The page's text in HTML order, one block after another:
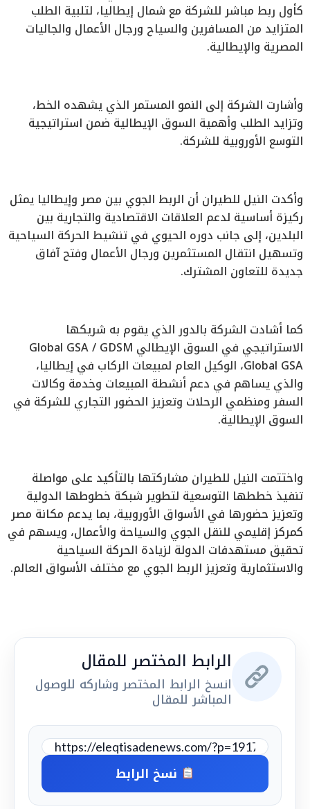
كأول ربط مباشر للشركة مع شمال إيطاليا، لتلبية الطلب
المتزايد من المسافرين والسياح ورجال الأعمال والجاليات
المصرية والإيطالية.
وأشارت الشركة إلى النمو المستمر الذي يشهده الخط،
وتزايد الطلب وأهمية السوق الإيطالية ضمن استراتيجية
التوسع الأوروبية للشركة.
وأكدت النيل للطيران أن الربط الجوي بين مصر وإيطاليا يمثل
ركيزة أساسية لدعم العلاقات الاقتصادية والتجارية بين
البلدين، إلى جانب دوره الحيوي في تنشيط الحركة السياحية
وتسهيل انتقال المستثمرين ورجال الأعمال وفتح آفاق
جديدة للتعاون المشترك.
كما أشادت الشركة بالدور الذي يقوم به شريكها
الاستراتيجي في السوق الإيطالي Global GSA / GDSM
Global GSA، الوكيل العام لمبيعات الركاب في إيطاليا،
والذي يساهم في دعم أنشطة المبيعات وخدمة وكالات
السفر ومنظمي الرحلات وتعزيز الحضور التجاري للشركة في
السوق الإيطالية.
واختتمت النيل للطيران مشاركتها بالتأكيد على مواصلة
تنفيذ خططها التوسعية لتطوير شبكة خطوطها الدولية
وتعزيز حضورها في الأسواق الأوروبية، بما يدعم مكانة مصر
كمركز إقليمي للنقل الجوي والسياحة والأعمال، ويسهم في
تحقيق مستهدفات الدولة لزيادة الحركة السياحية
والاستثمارية وتعزيز الربط الجوي مع مختلف الأسواق العالم.
الرابط المختصر للمقال
انسخ الرابط المختصر وشاركه للوصول
المباشر للمقال
نسخ الرابط